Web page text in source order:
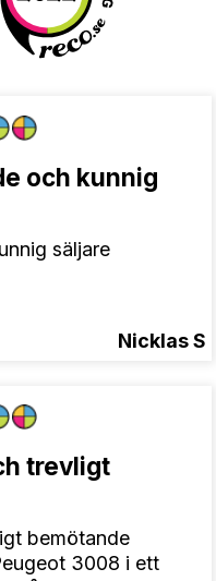
och kunnig
säljare
Nicklas S
trevligt
bemötande
3008 i ett